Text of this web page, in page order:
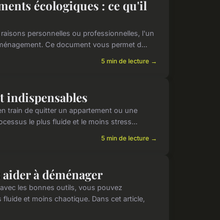
écologiques : ce qu'il
personnelles ou professionnelles, l'un
Ce document vous permet d...
5 min de lecture →
indispensables
train de quitter un appartement ou une
le plus fluide et le moins stress...
5 min de lecture →
à déménager
les bonnes outils, vous pouvez
et moins chaotique. Dans cet article,